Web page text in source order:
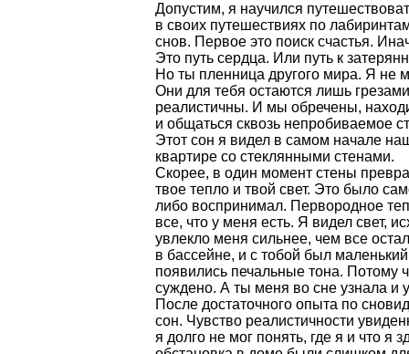
Допустим, я научился
в своих путешествиях по
снов. Первое это поиск счастья.
Это путь сердца. Или путь к
Но ты пленница другого мира. Я не
Они для тебя остаются лишь
реалистичны. И мы обречены,
и общаться сквозь непробиваемое
Этот сон я видел в самом начале
квартире со стеклянными стенами.
Скорее, в один момент стены
твое тепло и твой свет. Это было
либо воспринимал. Первородное
все, что у меня есть. Я видел свет,
увлекло меня сильнее, чем все
в бассейне, и с тобой был
появились печальные тона. Потому
суждено. А ты меня во сне узнала и
После достаточного опыта по
сон. Чувство реалистичности
я долго не мог понять, где я и что я